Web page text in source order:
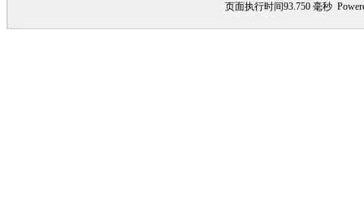
页面执行时间93.750 毫秒